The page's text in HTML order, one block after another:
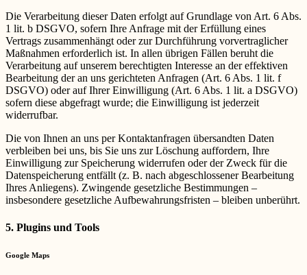
Die Verarbeitung dieser Daten erfolgt auf Grundlage von Art. 6 Abs.
1 lit. b DSGVO, sofern Ihre Anfrage mit der Erfüllung eines
Vertrags zusammenhängt oder zur Durchführung vorvertraglicher
Maßnahmen erforderlich ist. In allen übrigen Fällen beruht die
Verarbeitung auf unserem berechtigten Interesse an der effektiven
Bearbeitung der an uns gerichteten Anfragen (Art. 6 Abs. 1 lit. f
DSGVO) oder auf Ihrer Einwilligung (Art. 6 Abs. 1 lit. a DSGVO)
sofern diese abgefragt wurde; die Einwilligung ist jederzeit
widerrufbar.
Die von Ihnen an uns per Kontaktanfragen übersandten Daten
verbleiben bei uns, bis Sie uns zur Löschung auffordern, Ihre
Einwilligung zur Speicherung widerrufen oder der Zweck für die
Datenspeicherung entfällt (z. B. nach abgeschlossener Bearbeitung
Ihres Anliegens). Zwingende gesetzliche Bestimmungen –
insbesondere gesetzliche Aufbewahrungsfristen – bleiben unberührt.
5. Plugins und Tools
Google Maps